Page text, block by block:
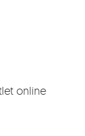
online